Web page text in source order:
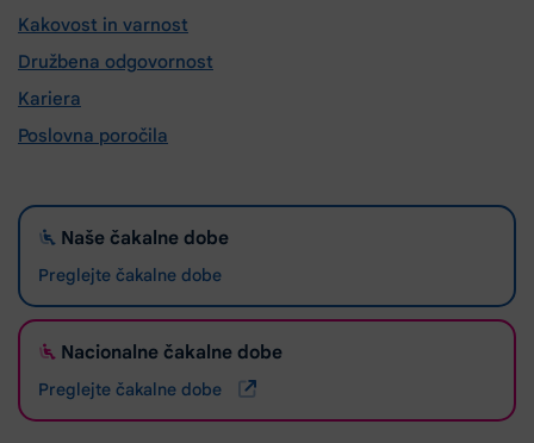
Kakovost in varnost
Družbena odgovornost
Kariera
Poslovna poročila
Naše čakalne dobe
Preglejte čakalne dobe
Nacionalne čakalne dobe
Preglejte čakalne dobe